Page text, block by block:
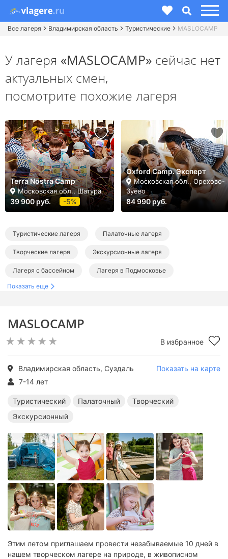
Все лагеря Владимирская область Туристические MASLOCAMP
MASLOCAMP
В избранное
Владимирская область, Суздаль
Показать на карте
7-14 лет
Туристический Палаточный
Творческий
Экскурсионный
Этим летом приглашаем провести незабываемые 10 дней в
нашем творческом лагере на природе, в живописном
У лагеря «MASLOCAMP» сейчас нет
актуальных смен,
посмотрите похожие лагеря
Terra Nostra Camp
Московская обл., Шатура
39 900 руб. -5%
Oxford Camp. Эксперт
Московская обл., Орехово-
Зуево
84 990 руб.
Туристические лагеря Палаточные лагеря
Творческие лагеря Экскурсионные лагеря
Лагеря с бассейном Лагеря в Подмосковье
Лагеря во Владимирской области
Палаточные лагеря в Подмосковье
Творческие лагеря в Подмосковье
Лагеря с бассейном в Подмосковье
Показать еще